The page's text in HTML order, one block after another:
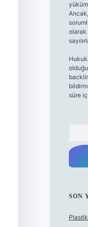
olarak
süre
SON
Plastik